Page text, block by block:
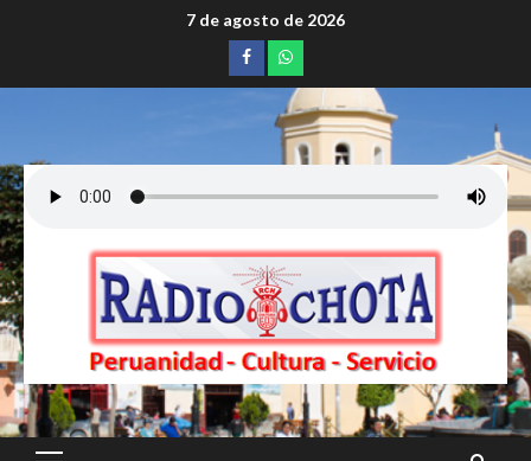
7 de agosto de 2026
Facebookwhatsapp